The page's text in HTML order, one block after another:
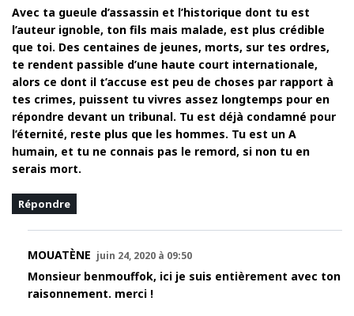
Avec ta gueule d’assassin et l’historique dont tu est
l’auteur ignoble, ton fils mais malade, est plus crédible
que toi. Des centaines de jeunes, morts, sur tes ordres,
te rendent passible d’une haute court internationale,
alors ce dont il t’accuse est peu de choses par rapport à
tes crimes, puissent tu vivres assez longtemps pour en
répondre devant un tribunal. Tu est déjà condamné pour
l’éternité, reste plus que les hommes. Tu est un A
humain, et tu ne connais pas le remord, si non tu en
serais mort.
Répondre
MOUATÈNE juin 24, 2020 à 09:50
Monsieur benmouffok, ici je suis entièrement avec ton
raisonnement. merci !